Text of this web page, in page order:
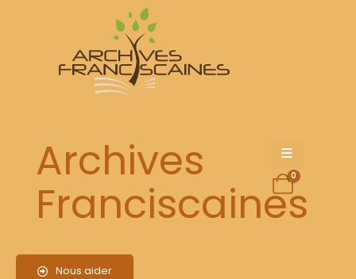
Archives
Franciscaines
Nous aider
0